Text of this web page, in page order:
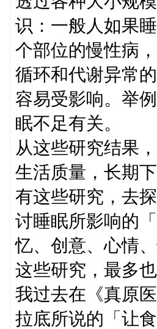
识：一般人如果
个部位的慢性病
循环和代谢异常
容易受影响。举
眠不足有关。
从这些研究结果
生活质量，长期
有这些研究，去
讨睡眠所影响的
忆、创意、心情
这些研究，最多
我过去在《真原
拉底所说的「让